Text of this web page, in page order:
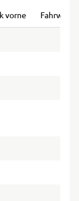
vorne Fahrwerk